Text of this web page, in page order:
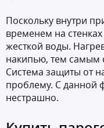
Поскольку внутри
временем на стенках
жесткой воды.
накипью, тем самым
Система защиты от
проблему. С данной
нестрашно.